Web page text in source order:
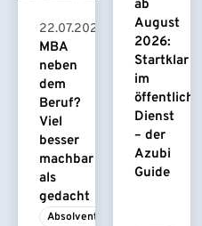
22.07.2026
MBA
neben
dem
Beruf?
Viel
besser
machbar
als
gedacht
Absolvent/-in
ab
August
2026:
Startklar
im
öffentlichen
Dienst
– der
Azubi
Guide